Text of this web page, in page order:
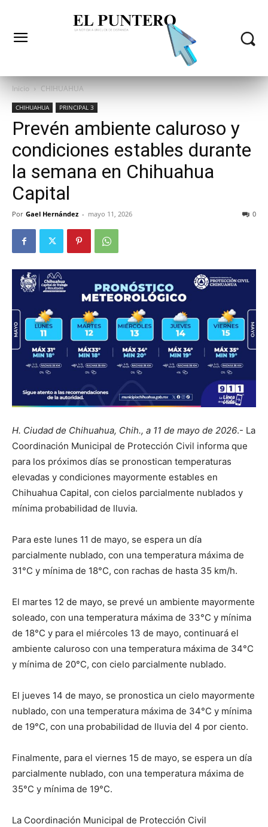
Inicio CHIHUAHUA
CHIHUAHUA PRINCIPAL 3
Prevén ambiente caluroso y
condiciones estables durante
la semana en Chihuahua
Capital
Por Gael Hernández - mayo 11, 2026 0
H. Ciudad de Chihuahua, Chih., a 11 de mayo de 2026.- La
Coordinación Municipal de Protección Civil informa que
para los próximos días se pronostican temperaturas
elevadas y condiciones mayormente estables en
Chihuahua Capital, con cielos parcialmente nublados y
mínima probabilidad de lluvia.
Para este lunes 11 de mayo, se espera un día
parcialmente nublado, con una temperatura máxima de
31°C y mínima de 18°C, con rachas de hasta 35 km/h.
El martes 12 de mayo, se prevé un ambiente mayormente
soleado, con una temperatura máxima de 33°C y mínima
de 18°C y para el miércoles 13 de mayo, continuará el
ambiente caluroso con una temperatura máxima de 34°C
y mínima de 20°C, con cielo parcialmente nublado.
El jueves 14 de mayo, se pronostica un cielo mayormente
nublado, con una temperatura máxima de 34°C y mínima
de 19°C, con una probabilidad de lluvia del 4 por ciento.
Finalmente, para el viernes 15 de mayo, se espera un día
parcialmente nublado, con una temperatura máxima de
35°C y mínima de 19°C.
La Coordinación Municipal de Protección Civil